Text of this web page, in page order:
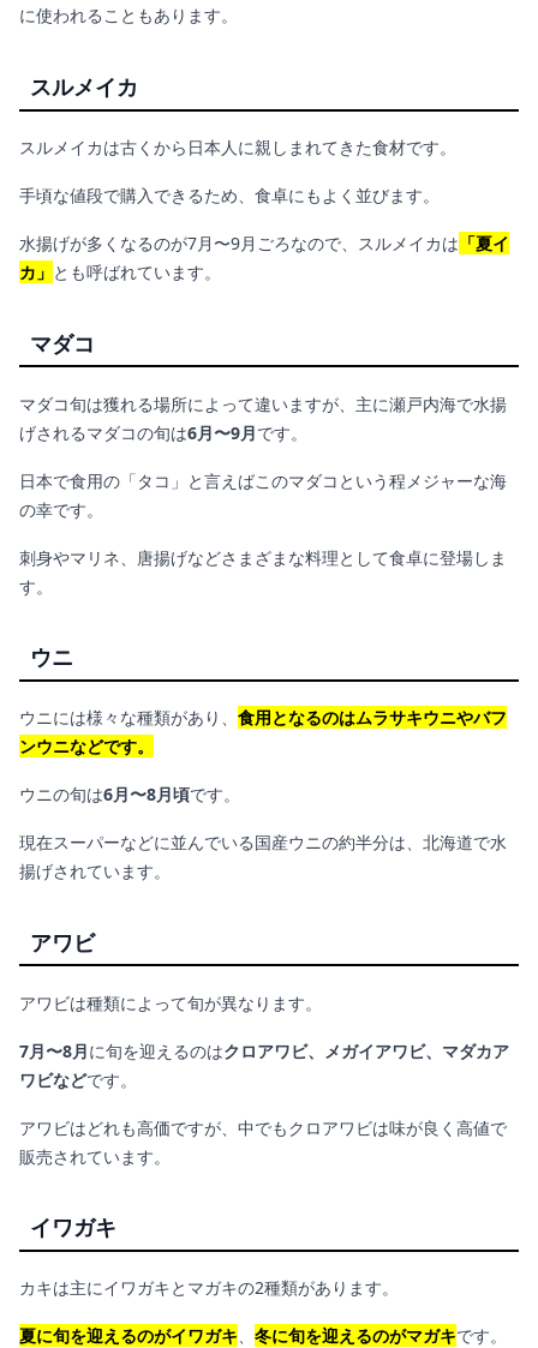
に使われることもあります。
スルメイカ
スルメイカは古くから日本人に親しまれてきた食材です。
手頃な値段で購入できるため、食卓にもよく並びます。
水揚げが多くなるのが7月〜9月ごろなので、スルメイカは 「夏イ
カ」 とも呼ばれています。
マダコ
マダコ旬は獲れる場所によって違いますが、主に瀬戸内海で水揚
げされるマダコの旬は6月〜9月です。
日本で食用の「タコ」と言えばこのマダコという程メジャーな海
の幸です。
刺身やマリネ、唐揚げなどさまざまな料理として食卓に登場しま
す。
ウニ
ウニには様々な種類があり、 食用となるのはムラサキウニやバフ
ンウニなどです。
ウニの旬は6月〜8月頃です。
現在スーパーなどに並んでいる国産ウニの約半分は、北海道で水
揚げされています。
アワビ
アワビは種類によって旬が異なります。
7月〜8月に旬を迎えるのはクロアワビ、メガイアワビ、マダカア
ワビなどです。
アワビはどれも高価ですが、中でもクロアワビは味が良く高値で
販売されています。
イワガキ
カキは主にイワガキとマガキの2種類があります。
夏に旬を迎えるのがイワガキ、 冬に旬を迎えるのがマガキです。